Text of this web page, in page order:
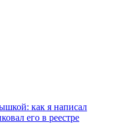
как я написал
его в реестре